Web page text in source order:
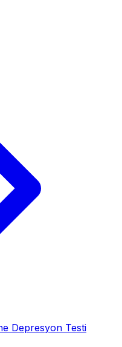
Depresyon Testi